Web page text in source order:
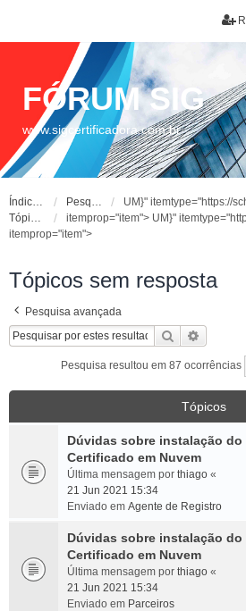
FÓRUM SIG
www.sigcertificadora.com.br
Índice do fórum Pesquisar
UM}" itemtype="https://
itemprop="item">
Tópicos sem resposta
UM}"
itemprop="item">
Tópicos sem resposta
Pesquisa avançada
Pesquisar
Pesquisa resultou em 87 ocorrências
Tópicos
Dúvidas sobre instalação do
Certificado em Nuvem
Última mensagem por thiago «
21 Jun 2021 15:34
Enviado em Agente de Registro
Dúvidas sobre instalação do
Certificado em Nuvem
Última mensagem por thiago «
21 Jun 2021 15:34
Enviado em Parceiros